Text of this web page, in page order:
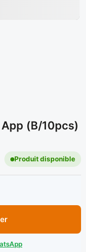
(b/10pcs)
Produit disponible